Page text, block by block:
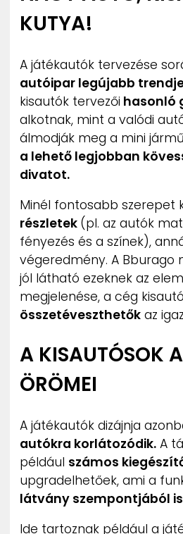
KUTYA!
A játékautók tervezése
autóipar legújabb
kisautók tervezői hasonló
alkotnak, mint a valódi
álmodják meg a mini
a lehető legjobban
divatot.
Minél fontosabb szerepet
részletek (pl. az autók
fényezés és a színek),
végeredmény. A Bburago
jól látható ezeknek az
megjelenése, a cég
összetéveszthetők az
A KISAUTÓSOK
ÖRÖMEI
A játékautók dizájnja
autókra korlátozódik. A
például számos
upgradelhetőek, ami a
látvány szempontjából
Ide tartoznak például a